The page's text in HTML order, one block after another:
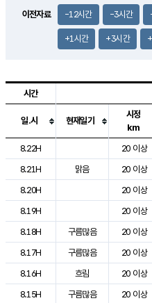
이전자료 -12시간 -3시간
+1시간 +3시간
도시별 기상실황표로 지점, 날씨,
시간
일.시 현재일기
시정
km
8.22H
20 이상
8.21H
맑음 20 이상
8.20H
20 이상
8.19H
20 이상
8.18H
구름많음 20 이상
8.17H
구름많음 20 이상
8.16H
흐림 20 이상
8.15H
구름많음 20 이상